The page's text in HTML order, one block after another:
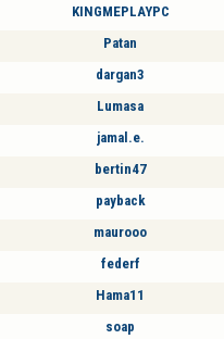
KINGMEPLAYPC
Patan
dargan3
Lumasa
jamal.e.
bertin47
payback
maurooo
federf
Hama11
soap